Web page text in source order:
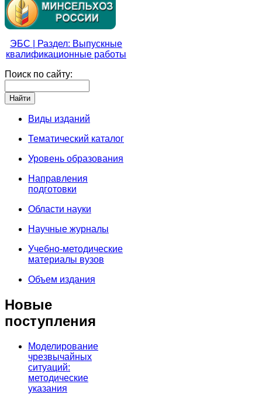
ЭБС | Раздел: Выпускные
квалификационные работы
Поиск по сайту:
Виды изданий
Тематический каталог
Уровень образования
Направления
подготовки
Области науки
Научные журналы
Учебно-методические
материалы вузов
Объем издания
Новые
поступления
Моделирование
чрезвычайных
ситуаций:
методические
указания